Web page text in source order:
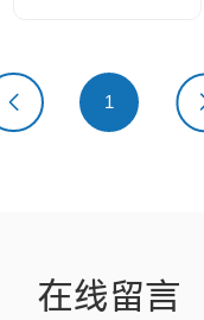
一页 1 下
在线留言